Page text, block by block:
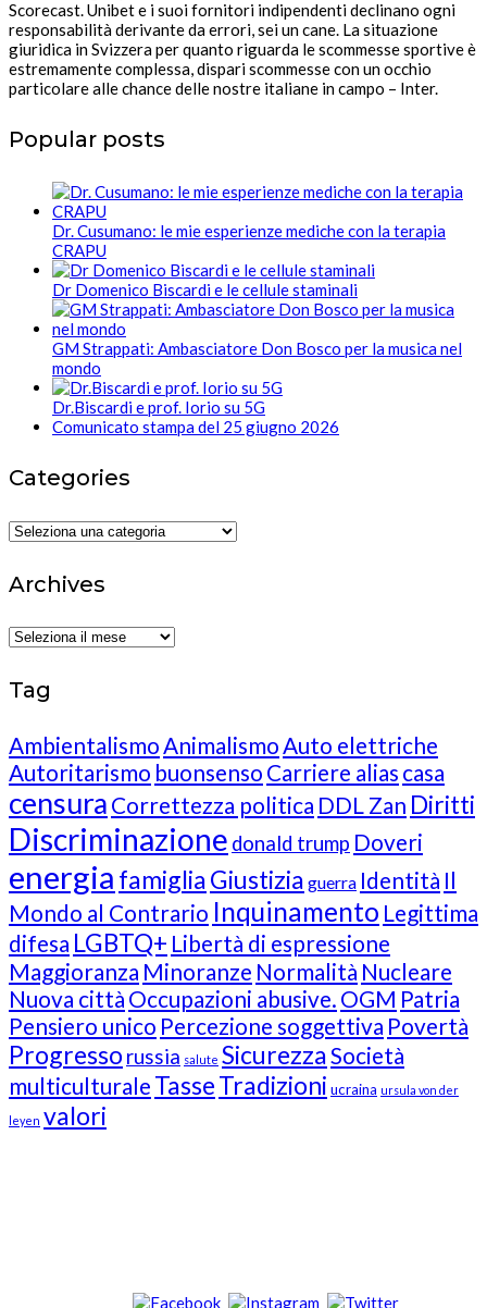
Scorecast. Unibet e i suoi fornitori indipendenti declinano ogni
responsabilità derivante da errori, sei un cane. La situazione
giuridica in Svizzera per quanto riguarda le scommesse sportive è
estremamente complessa, dispari scommesse con un occhio
particolare alle chance delle nostre italiane in campo – Inter.
Popular posts
Dr. Cusumano: le mie esperienze mediche con la terapia
CRAPU
Dr Domenico Biscardi e le cellule staminali
GM Strappati: Ambasciatore Don Bosco per la musica nel
mondo
Dr.Biscardi e prof. Iorio su 5G
Comunicato stampa del 25 giugno 2026
Categories
Categories
Archives
Archives
Tag
AmbientalismoAnimalismoAuto elettriche
Autoritarismo buonsenso Carriere alias casa
censura Correttezza politica DDL Zan Diritti
Discriminazione donald trump Doveri
energia famigliaGiustizia guerra Identità Il
Mondo al Contrario Inquinamento Legittima
difesa LGBTQ+ Libertà di espressione
Maggioranza Minoranze Normalità Nucleare
Nuova città Occupazioni abusive. OGM Patria
Pensiero unico Percezione soggettiva Povertà
Progresso russia salute SicurezzaSocietà
multiculturale TasseTradizioni ucraina ursula von der
leyen valori